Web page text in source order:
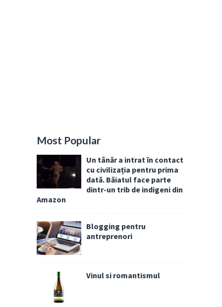
Most Popular
Un tânăr a intrat în contact
cu civilizația pentru prima
dată. Băiatul face parte
dintr-un trib de indigeni din
Amazon
Blogging pentru
antreprenori
Vinul si romantismul